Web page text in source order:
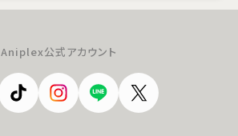
Aniplex公式アカウント